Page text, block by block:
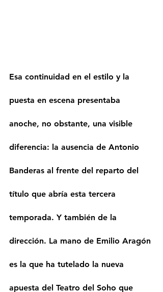
Esa continuidad en el estilo y la
puesta en escena presentaba
anoche, no obstante, una visible
diferencia: la ausencia de Antonio
Banderas al frente del reparto del
título que abría esta tercera
temporada. Y también de la
dirección. La mano de Emilio Aragón
es la que ha tutelado la nueva
apuesta del Teatro del Soho que